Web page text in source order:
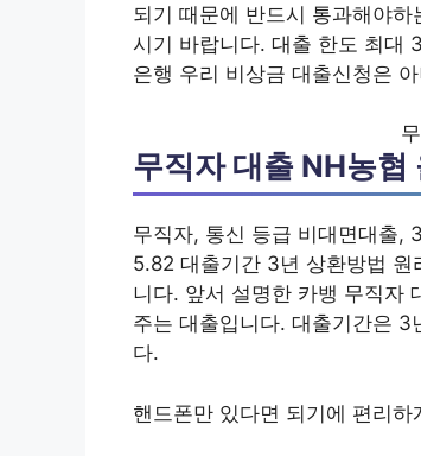
되기 때문에 반드시 통과해야
시기 바랍니다. 대출 한도 최대
은행 우리 비상금 대출신청은
무직자 대출 NH농협
무직자, 통신 등급 비대면대출,
5.82 대출기간 3년 상환방법 원
니다. 앞서 설명한 카뱅 무직자
주는 대출입니다. 대출기간은 3
다.
핸드폰만 있다면 되기에 편리